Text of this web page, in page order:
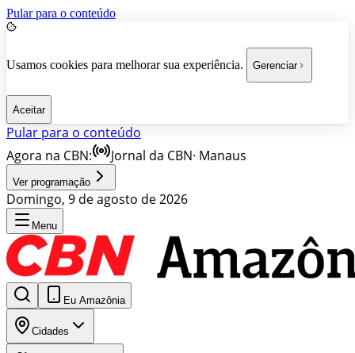
Pular para o conteúdo
Usamos cookies para melhorar sua experiência. Gerenciar
Aceitar
Pular para o conteúdo
Agora na CBN:
Jornal da CBN· Manaus
Ver programação
Domingo, 9 de agosto de 2026
Menu
Eu Amazônia
Cidades